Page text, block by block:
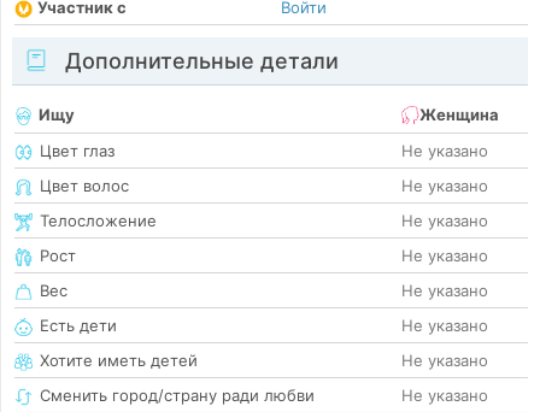
Участник с
Войти
Дополнительные детали
Ищу
Женщина
Цвет глаз
Не указано
Цвет волос
Не указано
Телосложение
Не указано
Рост
Не указано
Вес
Не указано
Есть дети
Не указано
Хотите иметь детей
Не указано
Сменить город/страну ради любви
Не указано